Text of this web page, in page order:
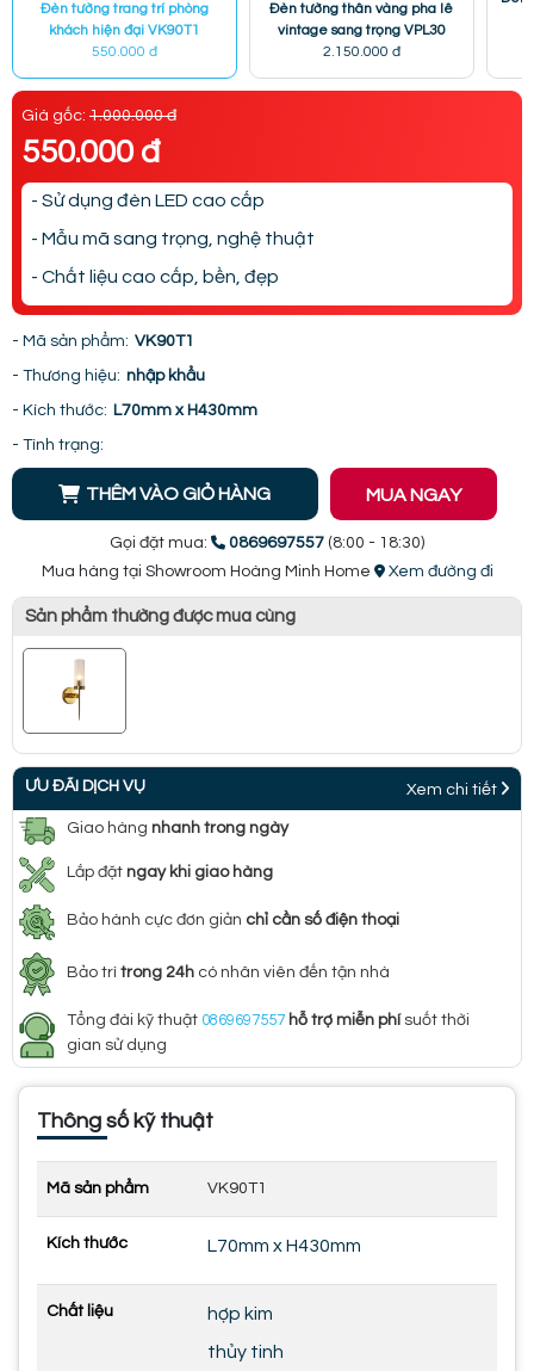
Đèn tường trang trí phòng
khách hiện đại VK90T1
550.000 đ
Đèn tường thân vàng pha lê
vintage sang trọng VPL30
2.150.000 đ
Giá gốc: 1.000.000 đ
550.000 đ
- Sử dụng đèn LED cao cấp
- Mẫu mã sang trọng, nghệ thuật
- Chất liệu cao cấp, bền, đẹp
- Mã sản phẩm: VK90T1
- Thương hiệu: nhập khẩu
- Kích thước: L70mm x H430mm
- Tình trạng:
THÊM VÀO GIỎ HÀNG MUA NGAY
Gọi đặt mua: 0869697557 (8:00 - 18:30)
Mua hàng tại Showroom Hoàng Minh Home
Xem đường đi
Sản phẩm thường được mua cùng
ƯU ĐÃI DỊCH VỤ Xem chi tiết
Giao hàng nhanh trong ngày
Lắp đặt ngay khi giao hàng
Bảo hành cực đơn giản chỉ cần số điện thoại
Bảo trì trong 24h có nhân viên đến tận nhà
Tổng đài kỹ thuật 0869697557 hỗ trợ miễn phí suốt thời
gian sử dụng
Thông số kỹ thuật
Mã sản phẩm VK90T1
Kích thước L70mm x H430mm
Chất liệu
hợp kim
thủy tinh